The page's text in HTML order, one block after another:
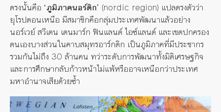
ตรงนั้นคือ ‘ภูมิภาคนอร์ดิก’ (nordic region) แปลตรงตัวว่า
ยุโรปตอนเหนือ มีสมาชิกคือกลุ่มประเทศพัฒนาแล้วอย่าง
นอร์เวย์ สวีเดน เดนมาร์ก ฟินแลนด์ ไอซ์แลนด์ และเขตปกครอง
ตนเองบางส่วนในคาบสมุทรอาร์กติก เป็นภูมิภาคที่มีประชากร
รวมกันไม่ถึง 30 ล้านคน ทว่าระดับการพัฒนาทั้งมิติเศรษฐกิจ
และการศึกษากลับก้าวหน้าไม่แพ้หรืออาจเหนือกว่าประเทศ
มหาอำนาจเสียด้วยซ้ำ